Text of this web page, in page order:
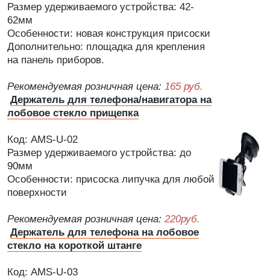
Размер удерживаемого устройства: 42-
62мм
Особенности: новая конструкция присоски
Дополнительно: площадка для крепления
на панель приборов.
Рекомендуемая розничная цена: 165 руб.
Держатель для телефона/навигатора на
лобовое стекло прищепка
Код: AMS-U-02
Размер удерживаемого устройства: до
90мм
Особенности: присоска липучка для любой
поверхности
Рекомендуемая розничная цена: 220руб.
Держатель для телефона на лобовое
стекло на короткой штанге
Код: AMS-U-03